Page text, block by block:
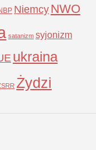
NiemcyNWO
satanizm syjonizm
ukraina
Żydzi